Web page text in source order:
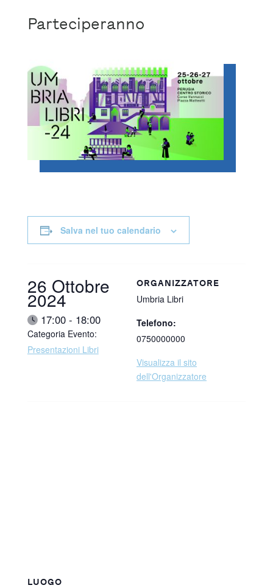
Parteciperanno
Salva nel tuo calendario
Data:
26 Ottobre
2024
Ora:17:00 - 18:00
Categoria Evento:
Presentazioni Libri
ORGANIZZATORE
Umbria Libri
Telefono:
0750000000
Visualizza il sito
dell'Organizzatore
LUOGO